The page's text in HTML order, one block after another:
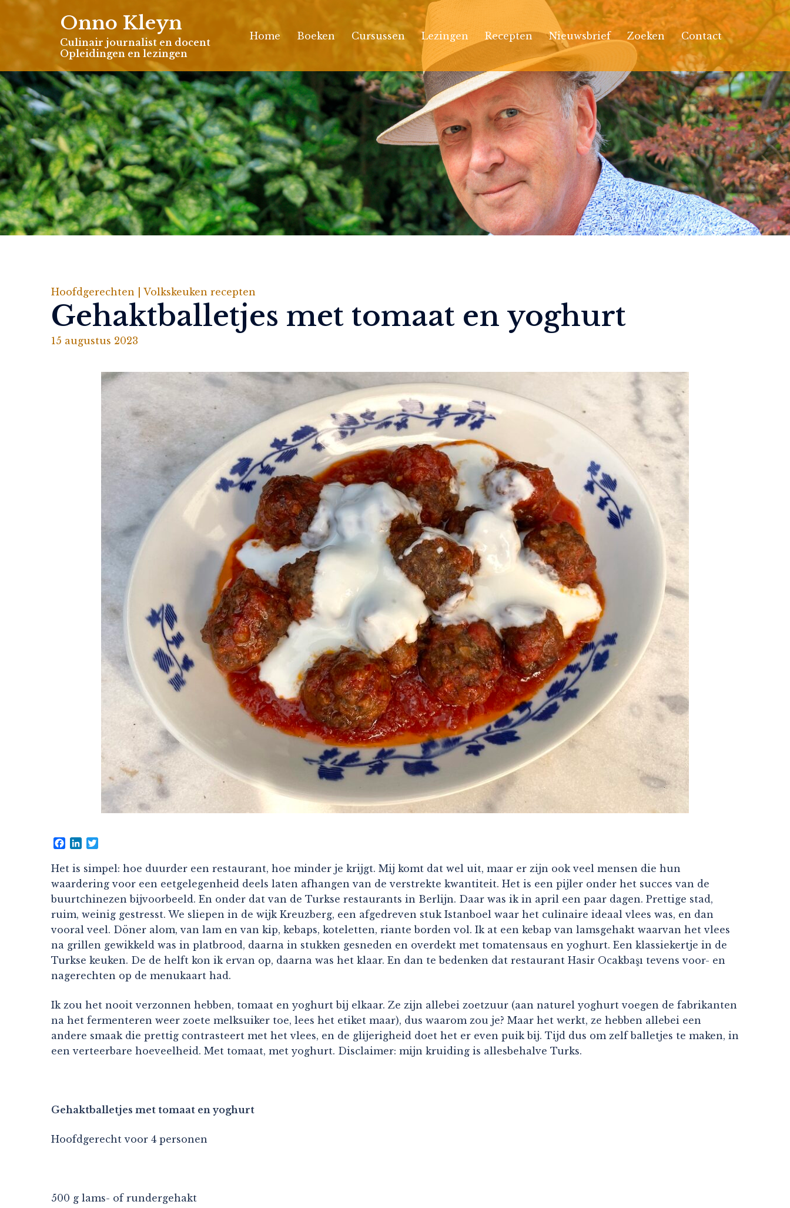
Skip
content
Onno Kleyn
Culinair journalist en docent
Opleidingen en lezingen
Home Boeken Cursussen Lezingen Recepten Nieuwsbrief Zoeken Contact
Hoofdgerechten | Volkskeuken recepten
Gehaktballetjes met tomaat en yoghurt
15 augustus 2023
Facebook
LinkedIn
Het is simpel: hoe duurder een restaurant, hoe minder je krijgt. Mij komt dat wel uit, maar er zijn ook veel mensen die hun
waardering voor een eetgelegenheid deels laten afhangen van de verstrekte kwantiteit. Het is een pijler onder het succes van de
buurtchinezen bijvoorbeeld. En onder dat van de Turkse restaurants in Berlijn. Daar was ik in april een paar dagen. Prettige stad,
ruim, weinig gestresst. We sliepen in de wijk Kreuzberg, een afgedreven stuk Istanboel waar het culinaire ideaal vlees was, en dan
vooral veel. Döner alom, van lam en van kip, kebaps, koteletten, riante borden vol. Ik at een kebap van lamsgehakt waarvan het vlees
na grillen gewikkeld was in platbrood, daarna in stukken gesneden en overdekt met tomatensaus en yoghurt. Een klassiekertje in de
Turkse keuken. De de helft kon ik ervan op, daarna was het klaar. En dan te bedenken dat restaurant Hasir Ocakbaşı tevens voor- en
nagerechten op de menukaart had.
Ik zou het nooit verzonnen hebben, tomaat en yoghurt bij elkaar. Ze zijn allebei zoetzuur (aan naturel yoghurt voegen de fabrikanten
na het fermenteren weer zoete melksuiker toe, lees het etiket maar), dus waarom zou je? Maar het werkt, ze hebben allebei een
andere smaak die prettig contrasteert met het vlees, en de glijerigheid doet het er even puik bij. Tijd dus om zelf balletjes te maken, in
een verteerbare hoeveelheid. Met tomaat, met yoghurt. Disclaimer: mijn kruiding is allesbehalve Turks.
Gehaktballetjes met tomaat en yoghurt
Hoofdgerecht voor 4 personen
500 g lams- of rundergehakt